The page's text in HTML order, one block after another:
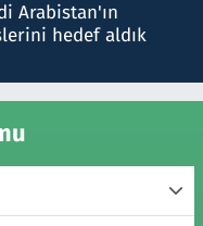
Arabistan'ın
hedef aldık